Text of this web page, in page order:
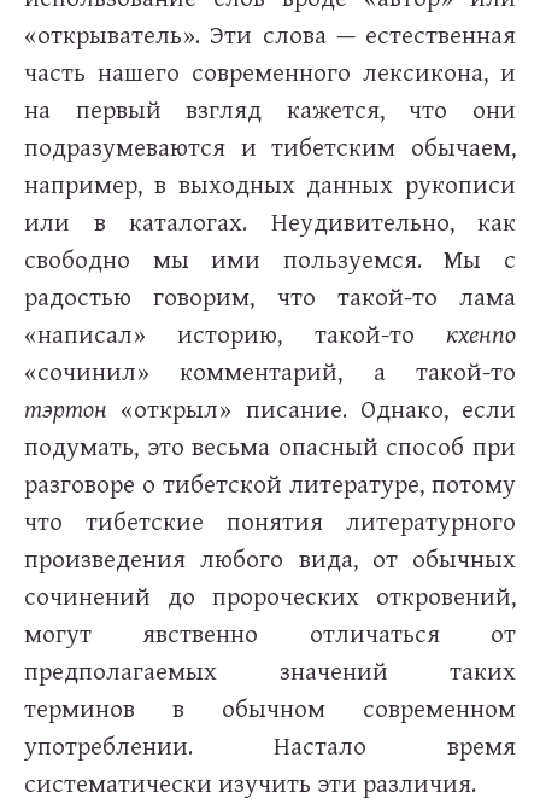
«открыватель». Эти слова — естественная
часть нашего современного лексикона, и
на первый взгляд кажется, что они
подразумеваются и тибетским обычаем,
например, в выходных данных рукописи
или в каталогах. Неудивительно, как
свободно мы ими пользуемся. Мы с
радостью говорим, что такой-то лама
«написал» историю, такой-то кхенпо
«сочинил» комментарий, а такой-то
тэртон «открыл» писание. Однако, если
подумать, это весьма опасный способ при
разговоре о тибетской литературе, потому
что тибетские понятия литературного
произведения любого вида, от обычных
сочинений до пророческих откровений,
могут явственно отличаться от
предполагаемых значений таких
терминов в обычном современном
употреблении. Настало время
систематически изучить эти различия.